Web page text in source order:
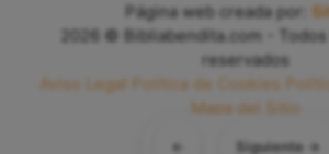
← Siguiente →
Página web creada por:
2026 © Bibliabendita.com -
reservados
Aviso Legal
Política de Cookies
Mapa del Sitio